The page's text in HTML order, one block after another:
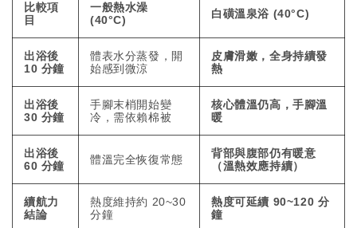
比較項
目
一般熱水澡
(40°C)
白磺溫泉浴 (40°C)
出浴後
10 分鐘
體表水分蒸發，開
始感到微涼
皮膚滑嫩，全身持續發
熱
出浴後
30 分鐘
手腳末梢開始變
冷，需依賴棉被
核心體溫仍高，手腳溫
暖
出浴後
60 分鐘
體溫完全恢復常態
背部與腹部仍有暖意
（溫熱效應持續）
續航力
結論
熱度維持約 20~30
分鐘
熱度可延續 90~120 分
鐘